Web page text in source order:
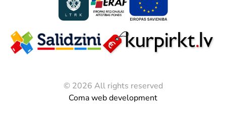
© 2026 All rights reserved
Coma web development